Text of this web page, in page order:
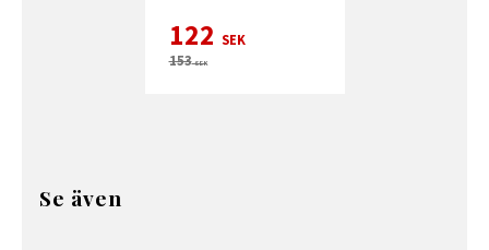
122 SEK
153SEK
Se även